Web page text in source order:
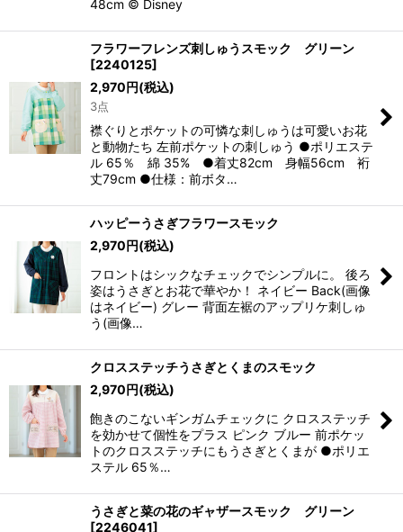
48cm © Disney
フラワーフレンズ刺しゅうスモック グリーン
[2240125]
2,970円(税込)
3点
襟ぐりとポケットの可憐な刺しゅうは可愛いお花
と動物たち 左前ポケットの刺しゅう ●ポリエステ
ル 65％ 綿 35% ●着丈82cm 身幅56cm 裄
丈79cm ●仕様：前ボタ…
ハッピーうさぎフラワースモック
2,970円(税込)
フロントはシックなチェックでシンプルに。 後ろ
姿はうさぎとお花で華やか！ ネイビー Back(画像
はネイビー) グレー 背面左裾のアップリケ刺しゅ
う(画像…
クロスステッチうさぎとくまのスモック
2,970円(税込)
飽きのこないギンガムチェックに クロスステッチ
を効かせて個性をプラス ピンク ブルー 前ポケッ
トのクロスステッチにもうさぎとくまが ●ポリエ
ステル 65％…
うさぎと菜の花のギャザースモック グリーン
[2246041]